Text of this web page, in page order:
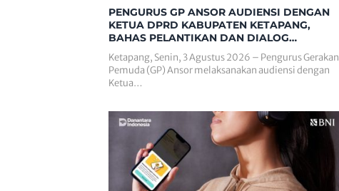
PENGURUS GP ANSOR AUDIENSI DENGAN
KETUA DPRD KABUPATEN KETAPANG,
BAHAS PELANTIKAN DAN DIALOG
Ketapang, Senin, 3 Agustus 2026 – Pengurus Gerakan
Pemuda (GP) Ansor melaksanakan audiensi dengan
Ketua…